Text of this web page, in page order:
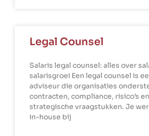
Legal Counsel
Salaris legal counsel: alles over
salarisgroei Een legal counsel is
adviseur die organisaties
contracten, compliance, risico’s en
strategische vraagstukken. Je
in-house bij